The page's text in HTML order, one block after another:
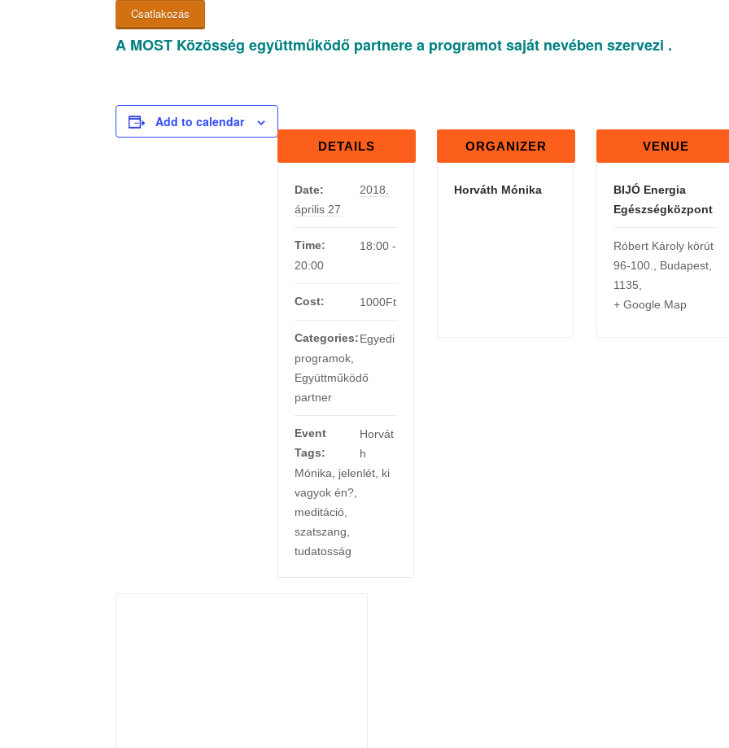
Csatlakozás
A MOST Közösség együttműködő partnere a programot saját nevében szervezi .
Add to calendar
DETAILS
Date:
2018.
április 27
Time:
18:00 -
20:00
Cost: 1000Ft
Categories:Egyedi
programok
Együttműködő
partner
Event
Tags:
Horvát
h
Mónika
jelenlét ki
vagyok én?
meditáció
szatszang
tudatosság
ORGANIZER
Horváth Mónika
VENUE
BIJÓ Energia
Egészségközpont
Róbert Károly körút
96-100.
Budapest
1135
+ Google Map